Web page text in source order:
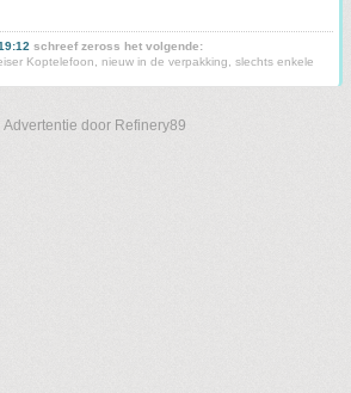
schreef zeross het volgende:
Koptelefoon, nieuw in de verpakking, slechts enkele
door Refinery89